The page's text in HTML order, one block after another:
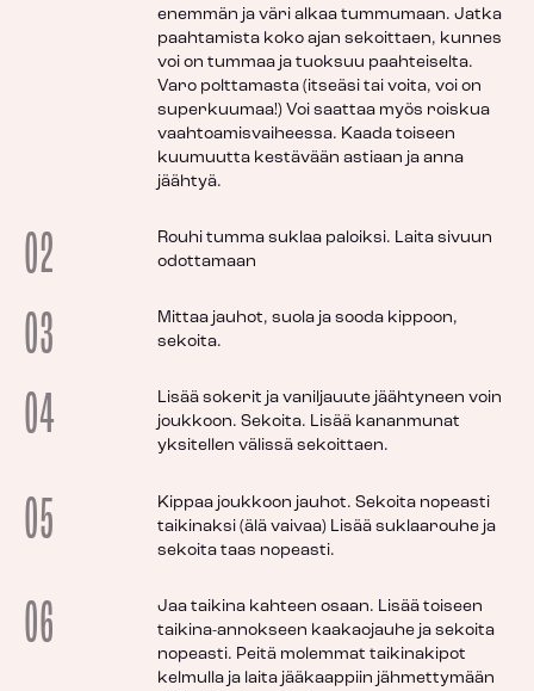
enemmän ja väri alkaa tummumaan. Jatka
paahtamista koko ajan sekoittaen, kunnes
voi on tummaa ja tuoksuu paahteiselta.
Varo polttamasta (itseäsi tai voita, voi on
superkuumaa!) Voi saattaa myös roiskua
vaahtoamisvaiheessa. Kaada toiseen
kuumuutta kestävään astiaan ja anna
jäähtyä.
02
Rouhi tumma suklaa paloiksi. Laita sivuun
odottamaan
03
Mittaa jauhot, suola ja sooda kippoon,
sekoita.
04
Lisää sokerit ja vaniljauute jäähtyneen voin
joukkoon. Sekoita. Lisää kananmunat
yksitellen välissä sekoittaen.
05
Kippaa joukkoon jauhot. Sekoita nopeasti
taikinaksi (älä vaivaa) Lisää suklaarouhe ja
sekoita taas nopeasti.
06
Jaa taikina kahteen osaan. Lisää toiseen
taikina-annokseen kaakaojauhe ja sekoita
nopeasti. Peitä molemmat taikinakipot
kelmulla ja laita jääkaappiin jähmettymään